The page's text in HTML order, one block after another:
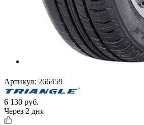
Артикул: 266459
6 130 руб.
Через 2 дня